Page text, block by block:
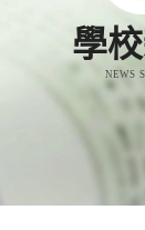
學
NEWS